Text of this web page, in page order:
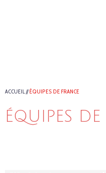
ACCUEIL//ÉQUIPES DE FRANCE
ÉQUIPES